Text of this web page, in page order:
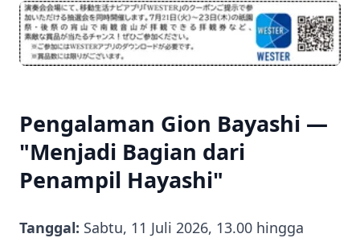
Pengalaman Gion Bayashi —
"Menjadi Bagian dari
Penampil Hayashi"
Tanggal: Sabtu, 11 Juli 2026, 13.00 hingga